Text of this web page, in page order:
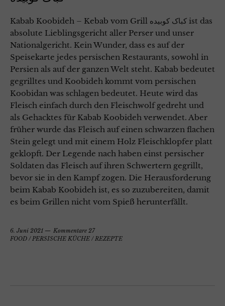
Kabab Koobideh – Kebab vom Grill کباک کوبیده ist das
absolute Lieblingsgericht aller Perser und unser
Nationalgericht. Kein Wunder, dass es auf der
Speisekarte jedes persischen Restaurants, sowohl in
Persien als auf der ganzen Welt steht. Kabab bedeutet
gegrilltes und Koobideh kommt vom persischen
Koobidan was schlagen bedeutet. Heute wird das
Fleisch einfach durch den Fleischwolf gedreht und
als Gehacktes für Kabab Koobideh verwendet. Aber
früher wurde das Fleisch auf einen schwarzen flachen
Stein gelegt und mit einem Holz Fleischklopfer platt
geklopft. Der Legende nach haben einst persischer
Soldaten das Fleisch auf ihren Schwertern gegrillt,
bevor sie in den Kampf zogen. Die Herausforderung
beim Kabab Koobideh ist, es so zuzubereiten, damit
es beim Grillen nicht vom Spieß herunterfällt.
6. Juni 2021
Kommentare 27
FOOD /PERSISCHE KÜCHE /REZEPTE